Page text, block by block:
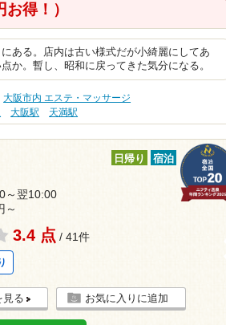
得！）
ある。店内は古い様式だが小綺麗にしてあ
か。暫し、昭和に戻ってきた気分になる。
大阪市内 エステ・マッサージ
大阪駅 天満駅
日帰り 宿泊
～翌10:00
～
3.4 点 / 41件
見る お気に入りに追加